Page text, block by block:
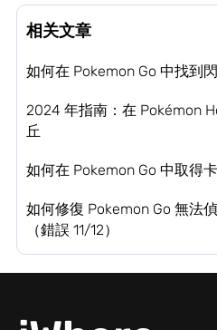
相关文章
如何在 Pokemon Go 中找到
2024 年指南：在 Pokémon
丘
如何在 Pokemon Go 中取得
如何修復 Pokemon Go 無法
（錯誤 11/12）